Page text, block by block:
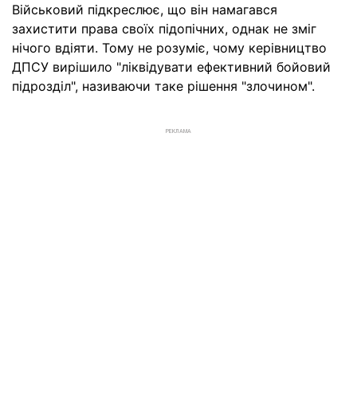
Військовий підкреслює, що він намагався
захистити права своїх підопічних, однак не зміг
нічого вдіяти. Тому не розуміє, чому керівництво
ДПСУ вирішило "ліквідувати ефективний бойовий
підрозділ", називаючи таке рішення "злочином".
РЕКЛАМА